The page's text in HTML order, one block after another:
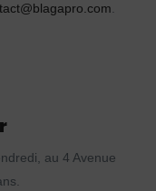
.
au 4 Avenue